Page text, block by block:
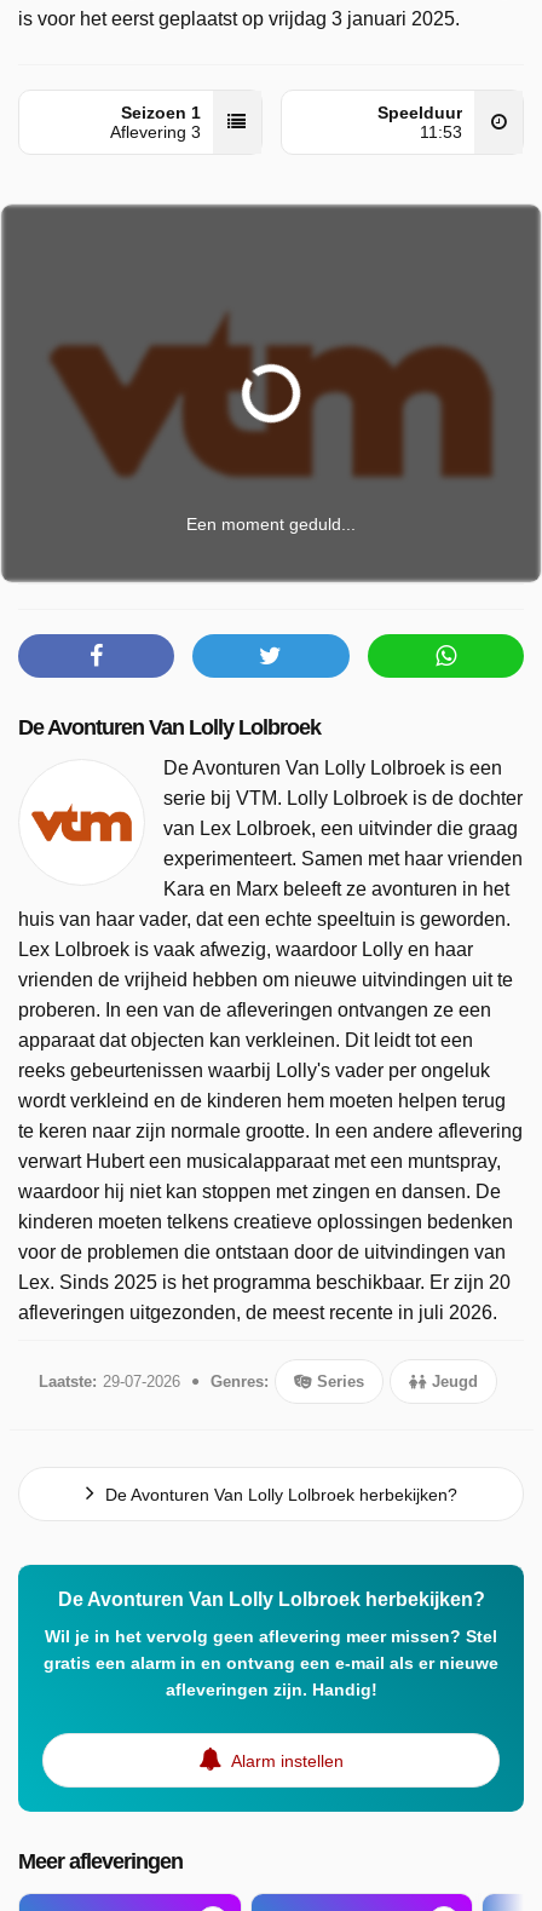
is voor het eerst geplaatst op vrijdag 3 januari 2025.
Seizoen 1
Aflevering 3
Speelduur
11:53
Een moment geduld...
De Avonturen Van Lolly Lolbroek
De Avonturen Van Lolly Lolbroek is een
serie bij VTM. Lolly Lolbroek is de dochter
van Lex Lolbroek, een uitvinder die graag
experimenteert. Samen met haar vrienden
Kara en Marx beleeft ze avonturen in het
huis van haar vader, dat een echte speeltuin is geworden.
Lex Lolbroek is vaak afwezig, waardoor Lolly en haar
vrienden de vrijheid hebben om nieuwe uitvindingen uit te
proberen. In een van de afleveringen ontvangen ze een
apparaat dat objecten kan verkleinen. Dit leidt tot een
reeks gebeurtenissen waarbij Lolly's vader per ongeluk
wordt verkleind en de kinderen hem moeten helpen terug
te keren naar zijn normale grootte. In een andere aflevering
verwart Hubert een musicalapparaat met een muntspray,
waardoor hij niet kan stoppen met zingen en dansen. De
kinderen moeten telkens creatieve oplossingen bedenken
voor de problemen die ontstaan door de uitvindingen van
Lex. Sinds 2025 is het programma beschikbaar. Er zijn 20
afleveringen uitgezonden, de meest recente in juli 2026.
Laatste: 29-07-2026 Genres: Series Jeugd
De Avonturen Van Lolly Lolbroek herbekijken?
De Avonturen Van Lolly Lolbroek herbekijken?
Wil je in het vervolg geen aflevering meer missen? Stel
gratis een alarm in en ontvang een e-mail als er nieuwe
afleveringen zijn. Handig!
Alarm instellen
Meer afleveringen